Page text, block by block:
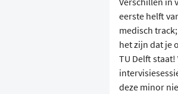
eerste helft
medisch
het zijn dat je
TU Delft
deze minor